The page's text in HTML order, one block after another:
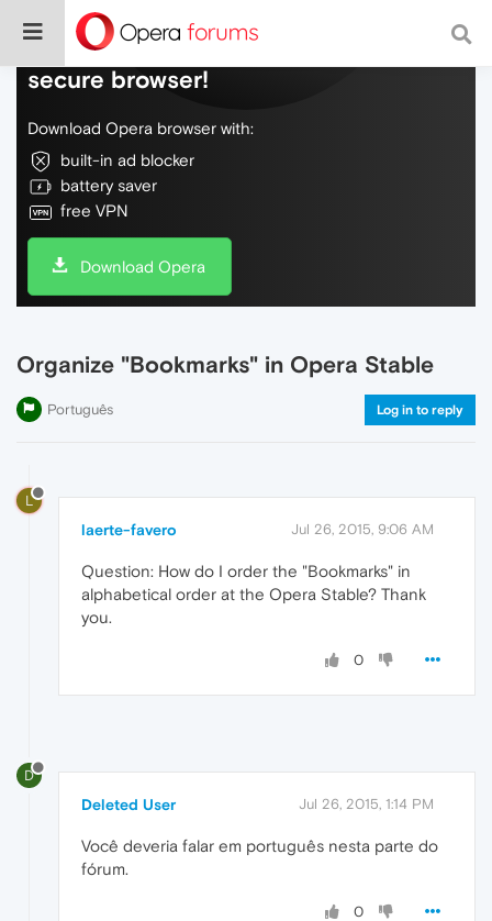
Do more on the web, with a fast and
secure browser!
Download Opera browser with:
built-in ad blocker
battery saver
free VPN
Download Opera
Organize "Bookmarks" in Opera Stable
Português Log in to reply
L
laerte-favero Jul 26, 2015, 9:06 AM
Question: How do I order the "Bookmarks" in
alphabetical order at the Opera Stable? Thank
you.
0
D
Deleted User Jul 26, 2015, 1:14 PM
Você deveria falar em português nesta parte do
fórum.
0